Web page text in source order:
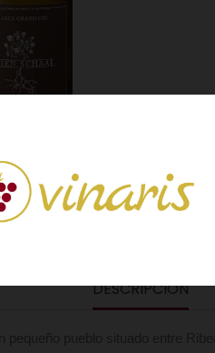
DESCRIPCION